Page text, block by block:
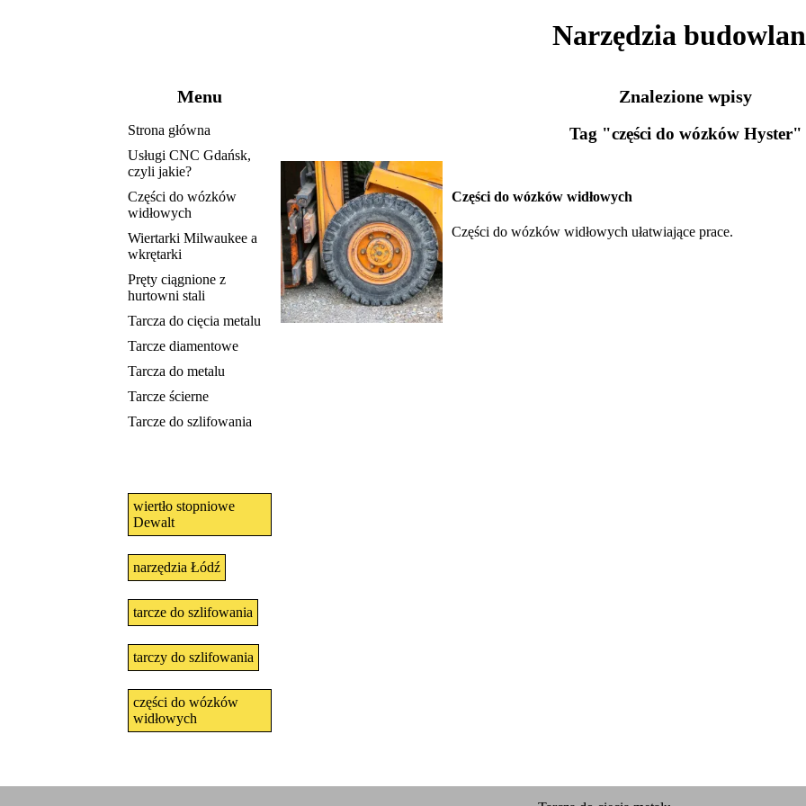
Narzędzia
Menu
Strona główna
Usługi CNC Gdańsk,
czyli jakie?
Części do wózków
widłowych
Wiertarki Milwaukee a
wkrętarki
Pręty ciągnione z
hurtowni stali
Tarcza do cięcia metalu
Tarcze diamentowe
Tarcza do metalu
Tarcze ścierne
Tarcze do szlifowania
wiertło stopniowe
Dewalt
narzędzia Łódź
tarcze do szlifowania
tarczy do szlifowania
części do wózków
widłowych
Znalezione wpisy
Tag "części do wózków Hyster"
Części do wózków widłowych
Części do wózków widłowych ułatwiające prace.